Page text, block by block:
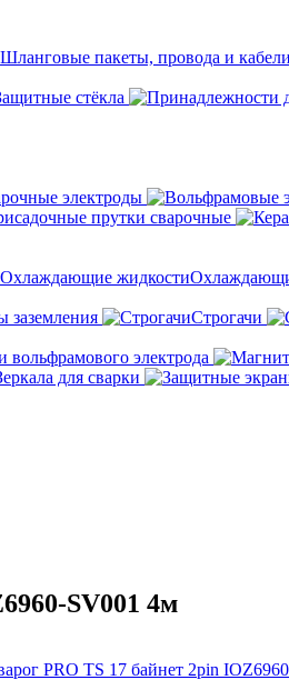
Шланговые пакеты, провода и
стёкла
электроды
прутки сварочные
заземления Строгачи
вольфрамового электрода
для сварки
SV001 4м